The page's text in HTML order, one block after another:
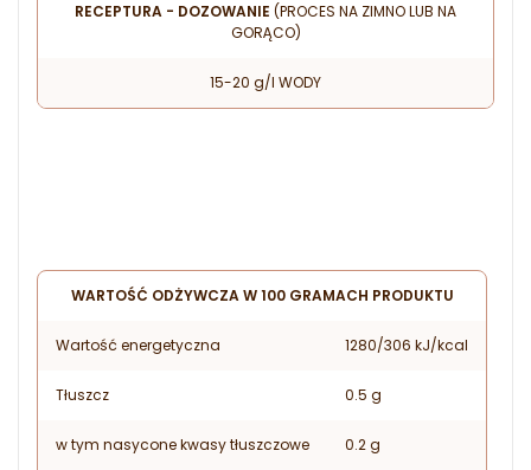
RECEPTURA - DOZOWANIE (PROCES NA ZIMNO LUB NA
GORĄCO)
15-20 g/l WODY
WARTOŚĆ ODŻYWCZA W 100 GRAMACH PRODUKTU
Wartość energetyczna 1280/306 kJ/kcal
Tłuszcz 0.5 g
w tym nasycone kwasy tłuszczowe 0.2 g